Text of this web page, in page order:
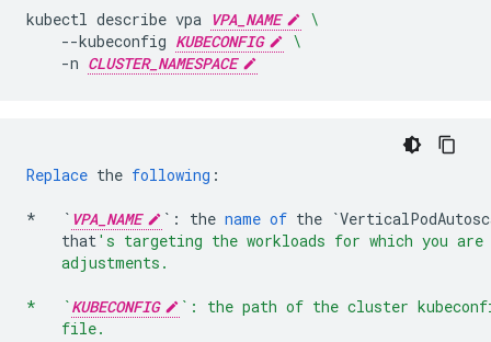
kubectl describe vpa VPA_NAME
\
--kubeconfig KUBECONFIG
\
-n CLUSTER_NAMESPACE
Replace the following :
* ` VPA_NAME ` : the name of the
that's targeting the workloads for which you are
    adjustments.
*   `KUBECONFIG
`: the path of the cluster
    file.